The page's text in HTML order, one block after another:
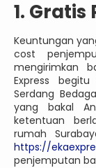
1.
Keuntungan
cost
mengirimkan
Express
Serdang
yang bakal
ketentuan
rumah
https://
penjemputan